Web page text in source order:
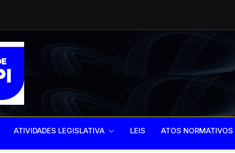
de 2025
ATIVIDADES LEGISLATIVA LEIS ATOS NORMATIVOS